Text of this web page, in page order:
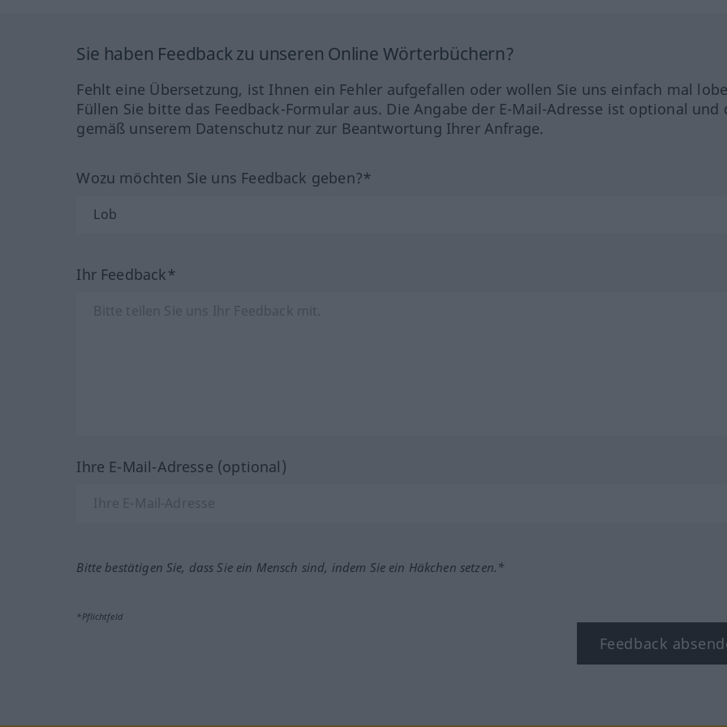
Sie haben Feedback zu unseren Online Wörterbüchern?
Fehlt eine Übersetzung, ist Ihnen ein Fehler aufgefallen oder wollen Sie uns einfach mal
Füllen Sie bitte das Feedback-Formular aus. Die Angabe der E-Mail-Adresse ist optional und
gemäß unserem Datenschutz nur zur Beantwortung Ihrer Anfrage.
Wozu möchten Sie uns Feedback geben?*
Ihr Feedback*
Ihre E-Mail-Adresse (optional)
Bitte bestätigen Sie, dass Sie ein Mensch sind, indem Sie ein Häkchen setzen.*
*Pflichtfeld
Feedback